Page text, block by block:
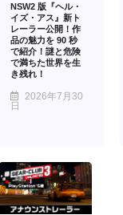
NSW2 版『ヘル・
イズ・アス』新ト
レーラー公開！作
品の魅力を 90 秒
で紹介！謎と危険
で満ちた世界を生
き残れ！
2026年7月30
日